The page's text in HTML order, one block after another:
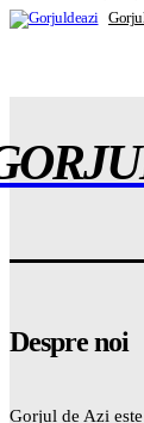
Despre noi
Gorjul de Azi